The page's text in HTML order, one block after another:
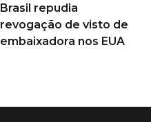
Brasil repudia
revogação de visto de
embaixadora nos EUA